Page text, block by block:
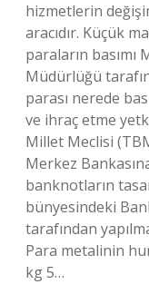
hizmetlerin
aracıdır. Küçük
paraların basımı
Müdürlüğü
parası nerede
ve ihraç etme
Millet Meclisi
Merkez
banknotların
bünyesindeki
tarafından
Para metalinin
kg 5…